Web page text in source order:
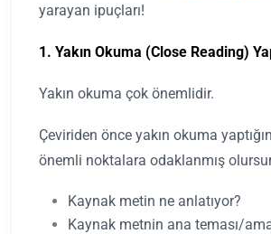
yarayan ipuçları!
1. Yakın Okuma (Close Reading)
Yakın okuma çok önemlidir.
Çeviriden önce yakın okuma
önemli noktalara odaklanmış
Kaynak metin ne anlatıyor?
Kaynak metnin ana teması/